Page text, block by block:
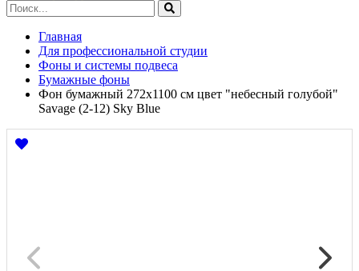
Главная
Для профессиональной студии
Фоны и системы подвеса
Бумажные фоны
Фон бумажный 272x1100 см цвет "небесный голубой"
Savage (2-12) Sky Blue